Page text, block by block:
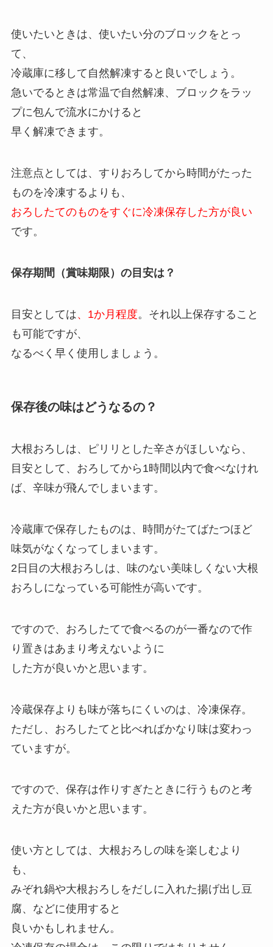
使いたいときは、使いたい分のブロックをとっ
て、
冷蔵庫に移して自然解凍すると良いでしょう。
急いでるときは常温で自然解凍、ブロックをラッ
プに包んで流水にかけると
早く解凍できます。
注意点としては、すりおろしてから時間がたった
ものを冷凍するよりも、
おろしたてのものをすぐに冷凍保存した方が良い
です。
保存期間（賞味期限）の目安は？
目安としては、1か月程度。それ以上保存すること
も可能ですが、
なるべく早く使用しましょう。
保存後の味はどうなるの？
大根おろしは、ピリリとした辛さがほしいなら、
目安として、おろしてから1時間以内で食べなけれ
ば、辛味が飛んでしまいます。
冷蔵庫で保存したものは、時間がたてばたつほど
味気がなくなってしまいます。
2日目の大根おろしは、味のない美味しくない大根
おろしになっている可能性が高いです。
ですので、おろしたてで食べるのが一番なので作
り置きはあまり考えないように
した方が良いかと思います。
冷蔵保存よりも味が落ちにくいのは、冷凍保存。
ただし、おろしたてと比べればかなり味は変わっ
ていますが。
ですので、保存は作りすぎたときに行うものと考
えた方が良いかと思います。
使い方としては、大根おろしの味を楽しむより
も、
みぞれ鍋や大根おろしをだしに入れた揚げ出し豆
腐、などに使用すると
良いかもしれません。